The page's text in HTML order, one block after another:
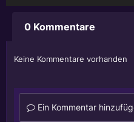
0 Kommentare
Keine Kommentare vorhanden
Ein Kommentar